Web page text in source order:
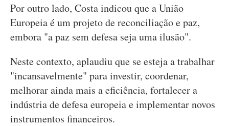
Por outro lado, Costa indicou que a União
Europeia é um projeto de reconciliação e paz,
embora "a paz sem defesa seja uma ilusão".
Neste contexto, aplaudiu que se esteja a trabalhar
"incansavelmente" para investir, coordenar,
melhorar ainda mais a eficiência, fortalecer a
indústria de defesa europeia e implementar novos
instrumentos financeiros.